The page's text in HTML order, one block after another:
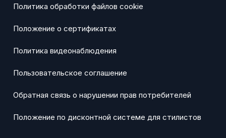
Политика обработки файлов cookie
Положение о сертификатах
Политика видеонаблюдения
Пользовательское соглашение
Обратная связь о нарушении прав потребителей
Положение по дисконтной системе для стилистов